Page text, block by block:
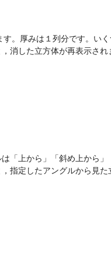
。厚みは１列分です。い
消した立方体が再表示さ
「上から」「斜め上から」
指定したアングルから見